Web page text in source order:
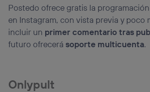
Postedo ofrece gratis la
en Instagram, con vista previa y poco
incluir un primer comentario tras
futuro ofrecerásoporte multicuenta.
Onlypult